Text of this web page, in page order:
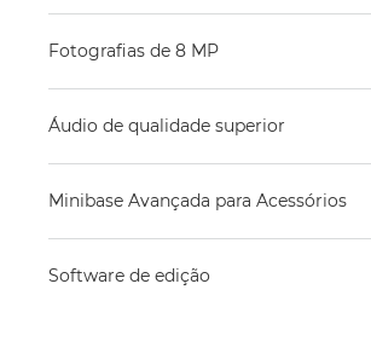
Fotografias de 8 MP
Áudio de qualidade superior
Minibase Avançada para Acessórios
Software de edição